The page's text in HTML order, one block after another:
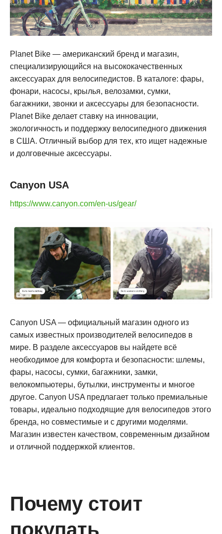
Planet Bike — американский бренд и магазин,
специализирующийся на высококачественных
аксессуарах для велосипедистов. В каталоге: фары,
фонари, насосы, крылья, велозамки, сумки,
багажники, звонки и аксессуары для безопасности.
Planet Bike делает ставку на инновации,
экологичность и поддержку велосипедного движения
в США. Отличный выбор для тех, кто ищет надежные
и долговечные аксессуары.
Canyon USA
https://www.canyon.com/en-us/gear/
Canyon USA — официальный магазин одного из
самых известных производителей велосипедов в
мире. В разделе аксессуаров вы найдете всё
необходимое для комфорта и безопасности: шлемы,
фары, насосы, сумки, багажники, замки,
велокомпьютеры, бутылки, инструменты и многое
другое. Canyon USA предлагает только премиальные
товары, идеально подходящие для велосипедов этого
бренда, но совместимые и с другими моделями.
Магазин известен качеством, современным дизайном
и отличной поддержкой клиентов.
Почему стоит